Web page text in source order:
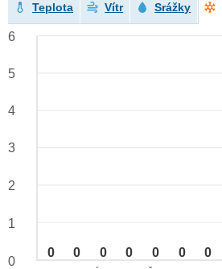
Teplota Vítr Srážky
0 0 0 0 0 0 0
6
5
4
3
2
1
0